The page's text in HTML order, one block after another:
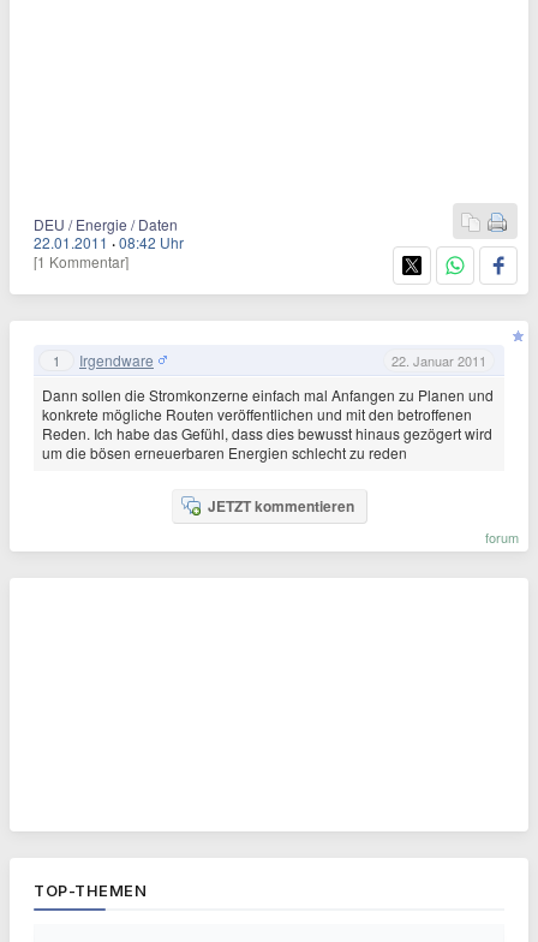
DEU / Energie / Daten
22.01.2011 ·08:42 Uhr
[1 Kommentar]
1 Irgendware 22. Januar 2011
Dann sollen die Stromkonzerne einfach mal Anfangen zu Planen und
konkrete mögliche Routen veröffentlichen und mit den betroffenen
Reden. Ich habe das Gefühl, dass dies bewusst hinaus gezögert wird
um die bösen erneuerbaren Energien schlecht zu reden
JETZT kommentieren
forum
TOP-THEMEN